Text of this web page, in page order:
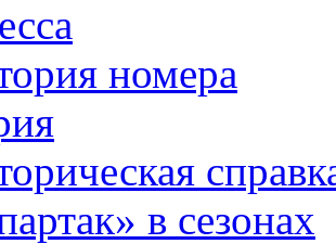
номера
в сезонах